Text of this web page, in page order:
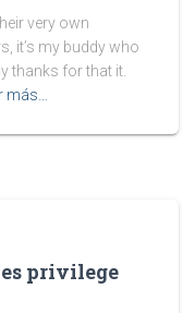
very own
it’s my buddy who
thanks for that it.
más…
privilege